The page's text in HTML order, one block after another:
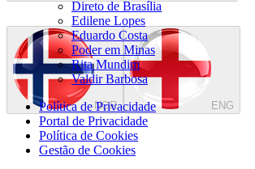
NOR ENG
Direto de Brasília
Edilene Lopes
Eduardo Costa
Poder em Minas
Rita Mundim
Valdir Barbosa
Política de Privacidade
Portal de Privacidade
Política de Cookies
Gestão de Cookies